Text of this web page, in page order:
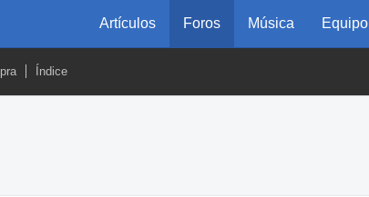
Artículos Foros Música Equipo
Índice